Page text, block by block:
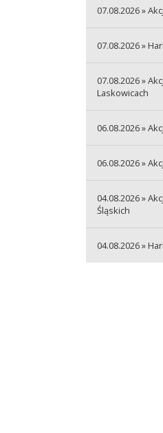
07.08.2026 »
07.08.2026 »
07.08.2026 »
Laskowicach
06.08.2026 »
06.08.2026 »
04.08.2026 »
Śląskich
04.08.2026 »